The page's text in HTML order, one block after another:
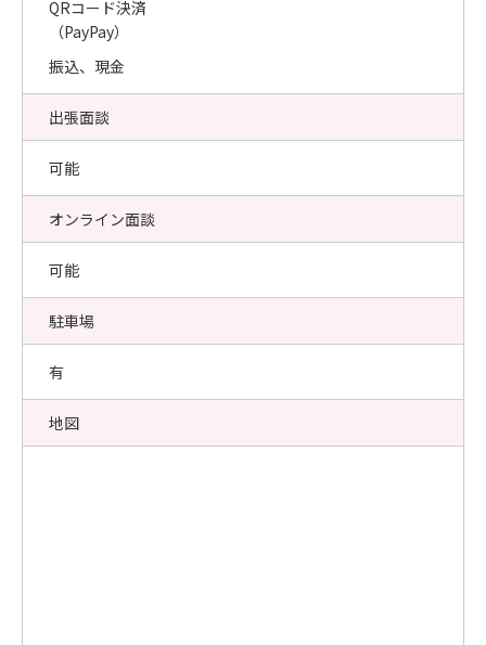
QRコード決済
（PayPay）
振込、現金
出張面談
可能
オンライン面談
可能
駐車場
有
地図